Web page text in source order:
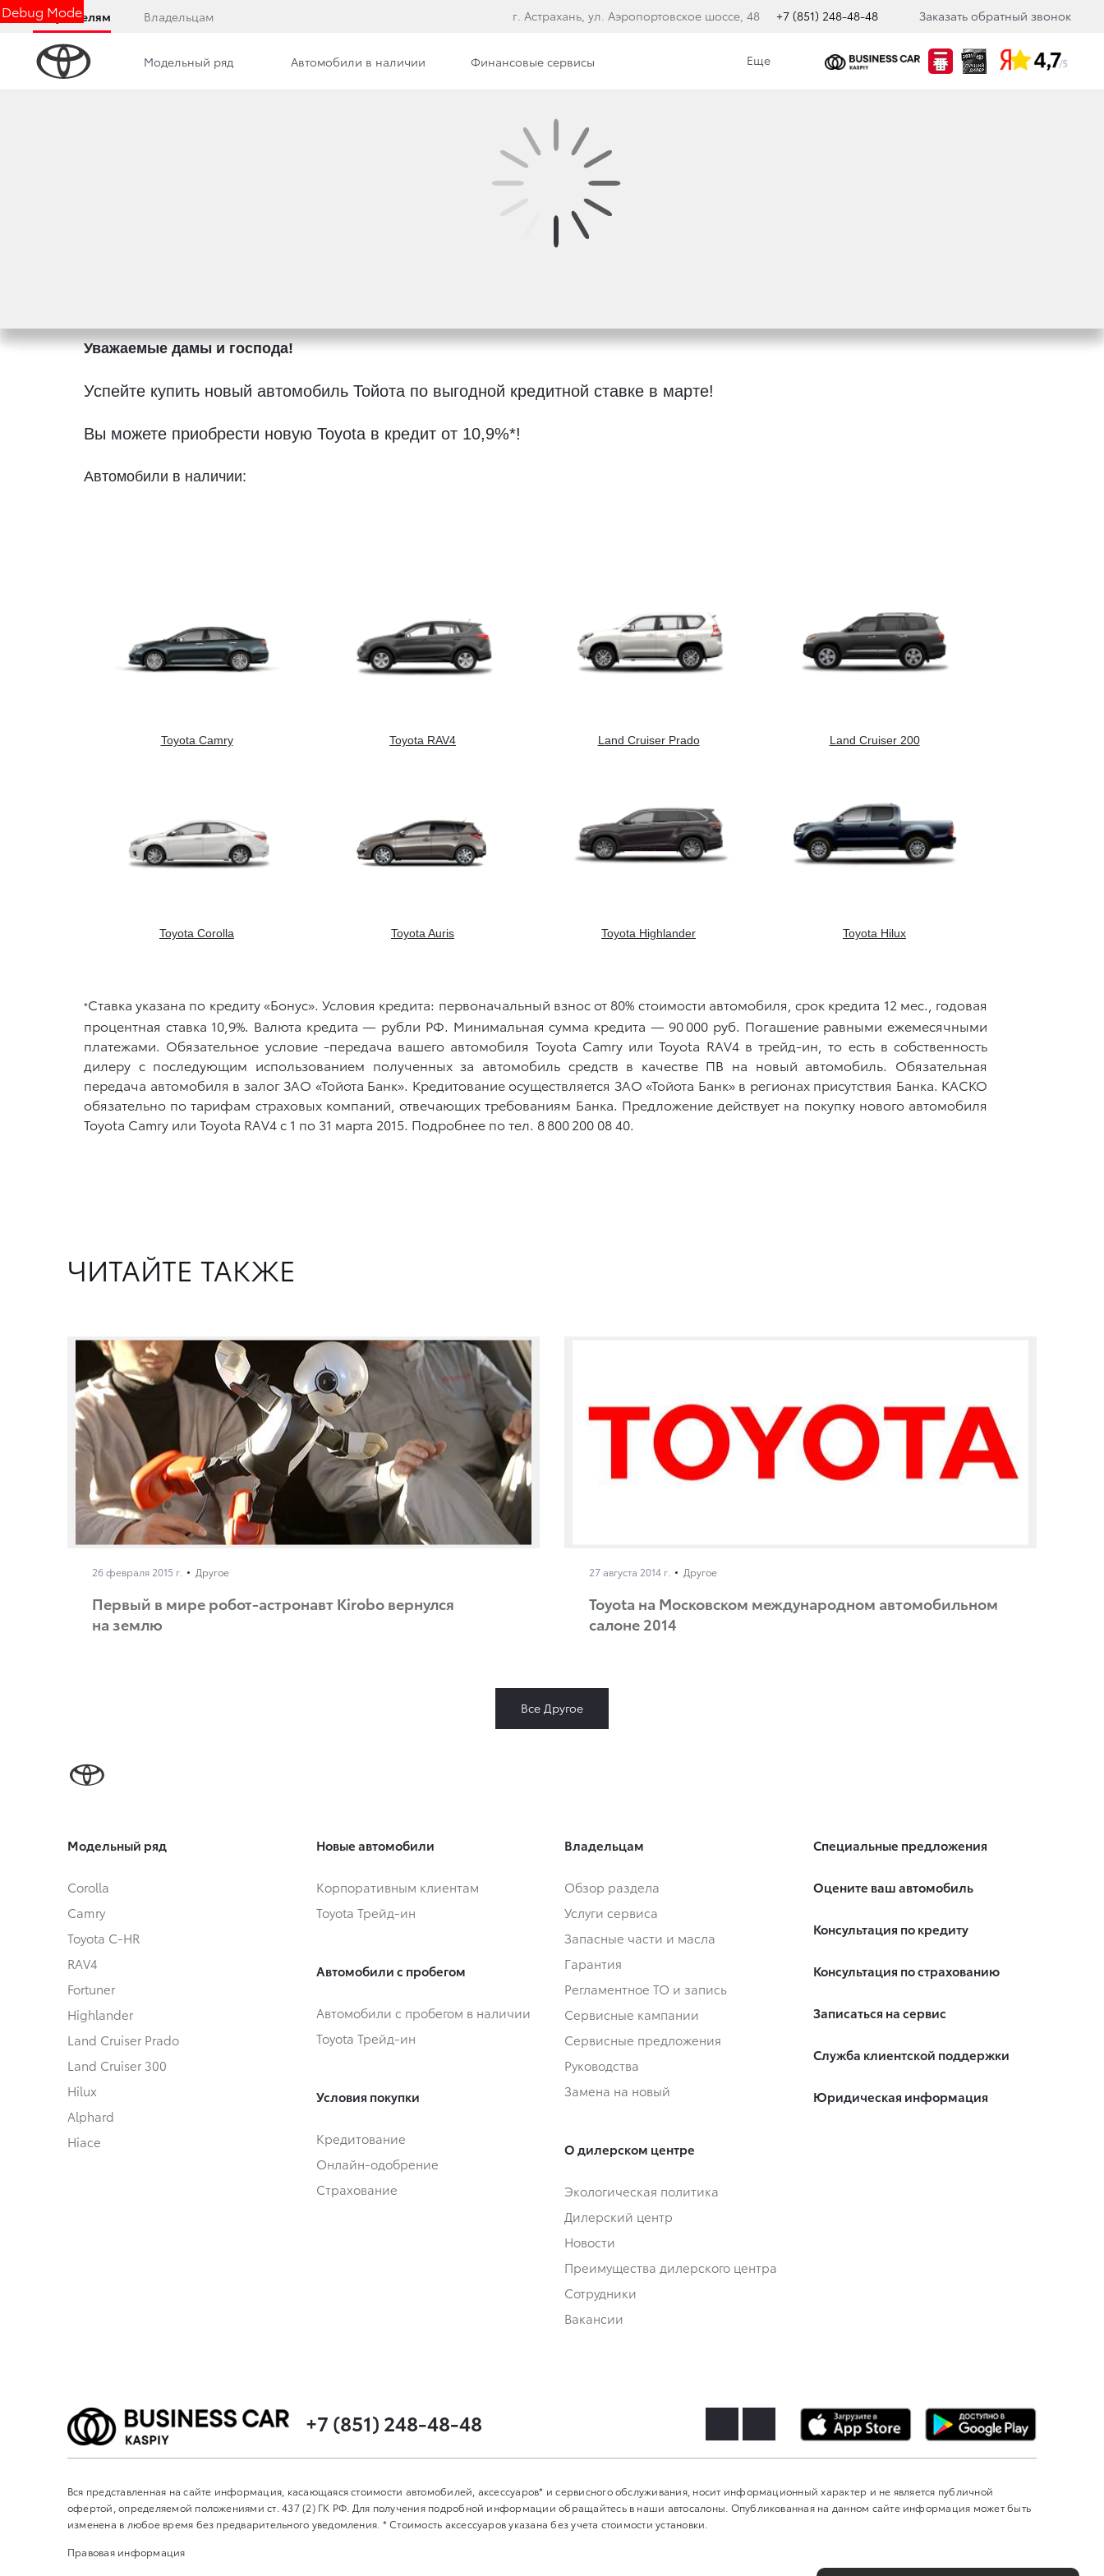
Debug Mode
Покупателям Владельцам г. Астрахань, ул. Аэропортовское шоссе, 48 +7 (851) 248-48-48 Заказать обратный звонок
Модельный ряд Автомобили в наличии Финансовые сервисы Еще
АВТОМОБИЛИ TOYOTA В НАЛИЧИИ!
Уважаемые дамы и господа!
Успейте купить новый автомобиль Тойота по выгодной кредитной ставке в марте!
Вы можете приобрести новую Toyota в кредит от 10,9%*!
Автомобили в наличии:
Toyota Camry Toyota RAV4 Land Cruiser Prado Land Cruiser 200
Toyota Corolla Toyota Auris Toyota Highlander Toyota Hilux
*Ставка указана по кредиту «Бонус». Условия кредита: первоначальный взнос от 80% стоимости автомобиля, срок кредита 12 мес., годовая
процентная ставка 10,9%. Валюта кредита — рубли РФ. Минимальная сумма кредита — 90 000 руб. Погашение равными ежемесячными
платежами. Обязательное условие -передача вашего автомобиля Toyota Camry или Toyota RAV4 в трейд-ин, то есть в собственность
дилеру с последующим использованием полученных за автомобиль средств в качестве ПВ на новый автомобиль. Обязательная
передача автомобиля в залог ЗАО «Тойота Банк». Кредитование осуществляется ЗАО «Тойота Банк» в регионах присутствия Банка. КАСКО
обязательно по тарифам страховых компаний, отвечающих требованиям Банка. Предложение действует на покупку нового автомобиля
Toyota Camry или Toyota RAV4 с 1 по 31 марта 2015. Подробнее по тел. 8 800 200 08 40.
ЧИТАЙТЕ ТАКЖЕ
26 февраля 2015 г. Другое
Первый в мире робот-астронавт Kirobo вернулся
на землю
27 августа 2014 г. Другое
Toyota на Московском международном автомобильном
салоне 2014
Все Другое
Модельный ряд
Corolla
Camry
Toyota C-HR
RAV4
Fortuner
Highlander
Land Cruiser Prado
Land Cruiser 300
Hilux
Alphard
Hiace
Новые автомобили
Корпоративным клиентам
Toyota Трейд-ин
Автомобили с пробегом
Автомобили с пробегом в наличии
Toyota Трейд-ин
Условия покупки
Кредитование
Онлайн-одобрение
Страхование
Владельцам
Обзор раздела
Услуги сервиса
Запасные части и масла
Гарантия
Регламентное ТО и запись
Сервисные кампании
Сервисные предложения
Руководства
Замена на новый
О дилерском центре
Экологическая политика
Дилерский центр
Новости
Преимущества дилерского центра
Сотрудники
Вакансии
Специальные предложения
Оцените ваш автомобиль
Консультация по кредиту
Консультация по страхованию
Записаться на сервис
Служба клиентской поддержки
Юридическая информация
+7 (851) 248-48-48
Вся представленная на сайте информация, касающаяся стоимости автомобилей, аксессуаров* и сервисного обслуживания, носит информационный характер и не является публичной
офертой, определяемой положениями ст. 437 (2) ГК РФ. Для получения подробной информации обращайтесь в наши автосалоны. Опубликованная на данном сайте информация может быть
изменена в любое время без предварительного уведомления. * Стоимость аксессуаров указана без учета стоимости установки.
Правовая информация